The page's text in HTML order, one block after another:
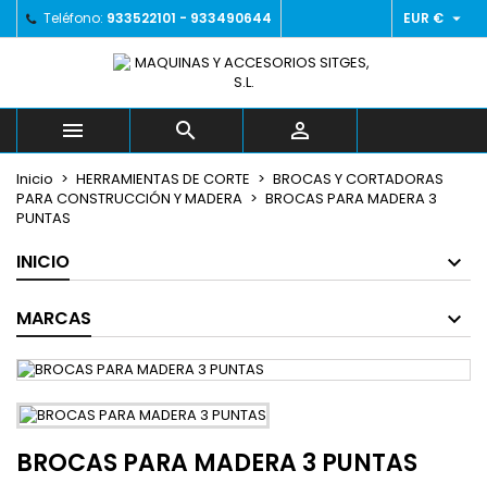
Teléfono: 933522101 - 933490644 EUR € 
  
Inicio HERRAMIENTAS DE CORTE
BROCAS Y CORTADORAS
PARA CONSTRUCCIÓN Y MADERA
BROCAS PARA MADERA 3
PUNTAS
INICIO
MARCAS
BROCAS PARA MADERA 3 PUNTAS
Añadir a la lista de deseos ×
add_circle_outline
((title)) ×
((label))
Iniciar sesión ×
((cancelText)) ((loginText))